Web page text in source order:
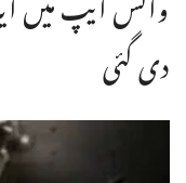
دی گئی